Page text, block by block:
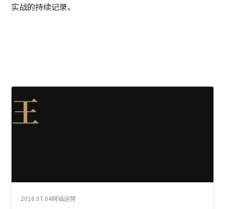
实战的持续记录。
王
2016.07.04网站运营